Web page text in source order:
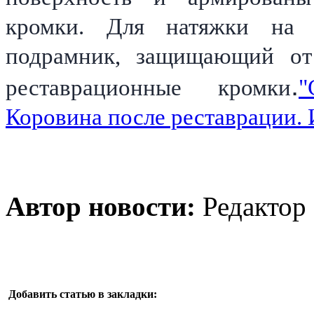
кромки. Для натяжки на
подрамник, защищающий
реставрационные кромки.
Коровина после
Автор новости:
Добавить статью в закладки: